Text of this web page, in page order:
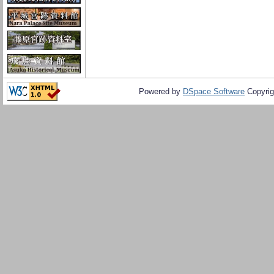
Powered by DSpace Software